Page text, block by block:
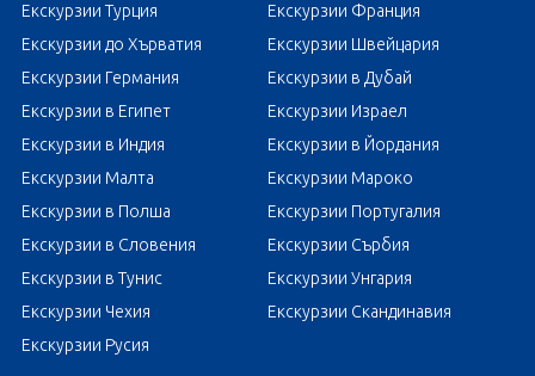
Екскурзии Турция
Екскурзии Франция
Екскурзии до Хърватия
Екскурзии Швейцария
Екскурзии Германия
Екскурзии в Дубай
Екскурзии в Египет
Екскурзии Израел
Екскурзии в Индия
Екскурзии в Йордания
Екскурзии Малта
Екскурзии Мароко
Екскурзии в Полша
Екскурзии Португалия
Екскурзии в Словения
Екскурзии Сърбия
Екскурзии в Тунис
Екскурзии Унгария
Екскурзии Чехия
Екскурзии Скандинавия
Екскурзии Русия